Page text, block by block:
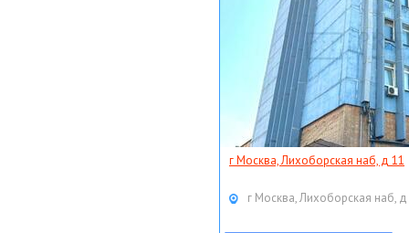
г Москва, Лихоборская наб, д 11
г Москва, Лихоборская наб,